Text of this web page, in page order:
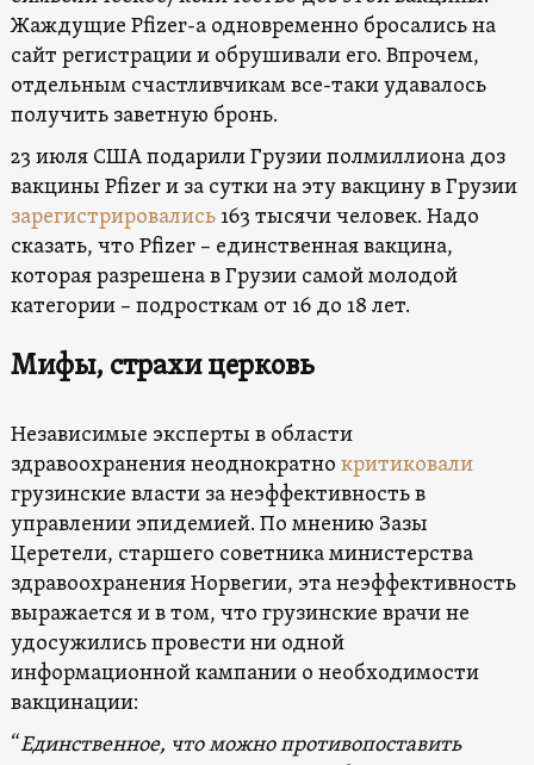
Жаждущие Pfizer-а одновременно бросались на
сайт регистрации и обрушивали его. Впрочем,
отдельным счастливчикам все-таки удавалось
получить заветную бронь.
23 июля США подарили Грузии полмиллиона доз
вакцины Pfizer и за сутки на эту вакцину в Грузии
зарегистрировались163 тысячи человек. Надо
сказать, что Pfizer – единственная вакцина,
которая разрешена в Грузии самой молодой
категории – подросткам от 16 до 18 лет.
Мифы, страхи церковь
Независимые эксперты в области
здравоохранения неоднократно критиковали
грузинские власти за неэффективность в
управлении эпидемией. По мнению Зазы
Церетели, старшего советника министерства
здравоохранения Норвегии, эта неэффективность
выражается и в том, что грузинские врачи не
удосужились провести ни одной
информационной кампании о необходимости
вакцинации:
“Единственное, что можно противопоставить